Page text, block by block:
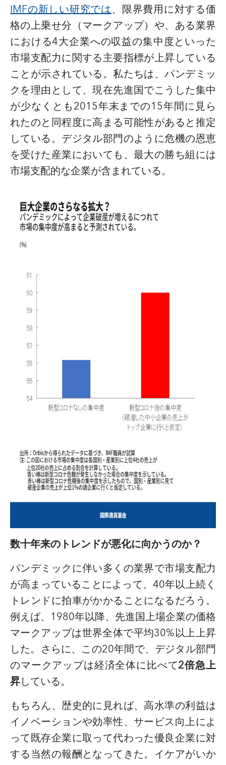
IMFの新しい研究では、限界費用に対する価
格の上乗せ分（マークアップ）や、ある業界
における4大企業への収益の集中度といった
市場支配力に関する主要指標が上昇している
ことが示されている。私たちは、パンデミッ
クを理由として、現在先進国でこうした集中
が少なくとも2015年末までの15年間に見ら
れたのと同程度に高まる可能性があると推定
している。 デジタル部門のように危機の恩恵
を受けた産業においても、最大の勝ち組には
市場支配的な企業が含まれている。
数十年来のトレンドが悪化に向かうのか？
パンデミックに伴い多くの業界で市場支配力
が高まっていることによって、 40年以上続く
トレンドに拍車がかかることになるだろう。
例えば、 1980年以降、先進国上場企業の価格
マークアップは世界全体で平均30%以上上昇
した。さらに、この20年間で、デジタル部門
のマークアップは経済全体に比べて2倍急上
昇している。
もちろん、歴史的に見れば、高水準の利益は
イノベーションや効率性、サービス向上によ
って既存企業に取って代わった優良企業に対
する当然の報酬となってきた。イケアがいか